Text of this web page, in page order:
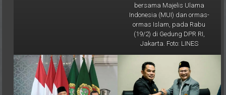
Indonesia (MUI) dan ormas-
ormas Islam, pada Rabu
(19/2) di Gedung DPR RI,
Jakarta. Foto: LINES